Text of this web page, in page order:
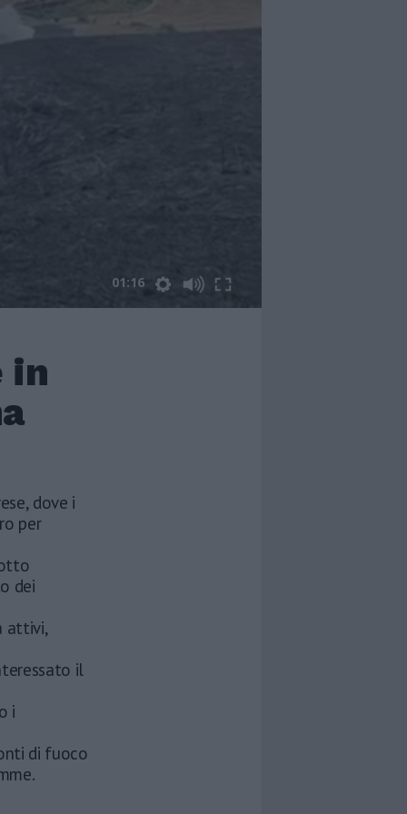
01:16
in
dove i
per
dei
attivi,
il
i
di fuoco